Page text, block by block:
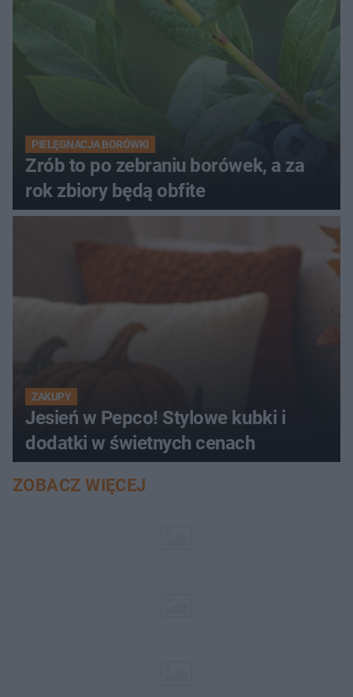
PIELĘGNACJA BORÓWKI
Zrób to po zebraniu borówek, a za
rok zbiory będą obfite
ZAKUPY
Jesień w Pepco! Stylowe kubki i
dodatki w świetnych cenach
ZOBACZ WIĘCEJ